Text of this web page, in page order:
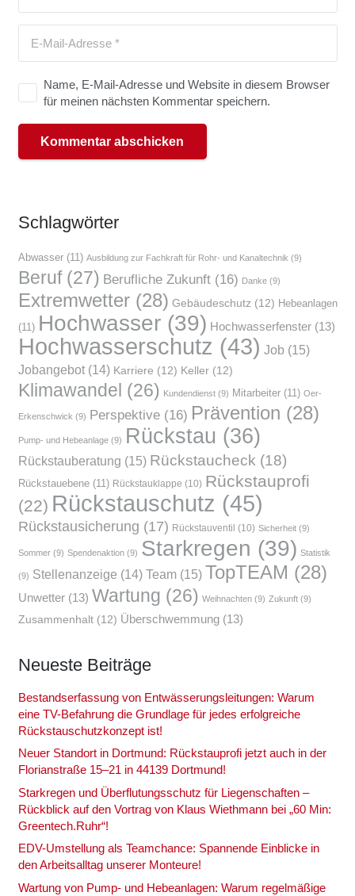
Name, E-Mail-Adresse und Website in diesem Browser
für meinen nächsten Kommentar speichern.
Kommentar abschicken
Schlag­wör­ter
Abwasser(11) Ausbildung zur Fachkraft für Rohr- und Kanaltechnik (9)
Beruf(27) Berufliche Zukunft(16) Danke(9)
Extremwetter(28) Gebäudeschutz (12) Hebeanlagen
(11) Hochwasser(39) Hochwasserfenster(13)
Hochwasserschutz (43) Job(15)
Jobangebot(14) Karriere (12) Keller(12)
Klimawandel (26) Kundendienst(9) Mitarbeiter(11) Oer-
Erkenschwick (9) Perspektive(16) Prävention (28)
Pump- und Hebeanlage(9) Rückstau (36)
Rückstauberatung (15) Rückstaucheck (18)
Rückstauebene(11) Rückstauklappe (10) Rückstauprofi
(22) Rückstauschutz (45)
Rückstausicherung (17) Rückstauventil (10) Sicherheit(9)
Sommer(9) Spendenaktion(9) Starkregen (39) Statistik
(9) Stellenanzeige (14) Team(15) TopTEAM (28)
Unwetter(13) Wartung (26) Weihnachten(9) Zukunft(9)
Zusammenhalt(12) Überschwemmung(13)
Neu­es­te Bei­trä­ge
Bestands­er­fas­sung von Ent­wäs­se­rungs­lei­tun­gen: War­um
eine TV-Befah­rung die Grund­la­ge für jedes erfolg­rei­che
Rückstau­schutz­kon­zept ist!
Neu­er Stand­ort in Dort­mund: Rück­stau­pro­fi jetzt auch in der
Flo­ri­an­stra­ße 15–21 in 44139 Dort­mund!
Stark­re­gen und Über­flu­tungs­schutz für Lie­gen­schaf­ten –
Rück­blick auf den Vor­trag von Klaus Wieth­mann bei „60 Min:
Greentech.Ruhr“!
EDV-Umstel­lung als Team­chan­ce: Span­nen­de Ein­bli­cke in
den Arbeits­all­tag unse­rer Mon­teu­re!
War­tung von Pump- und Hebe­an­la­gen: War­um regel­mä­ßi­ge